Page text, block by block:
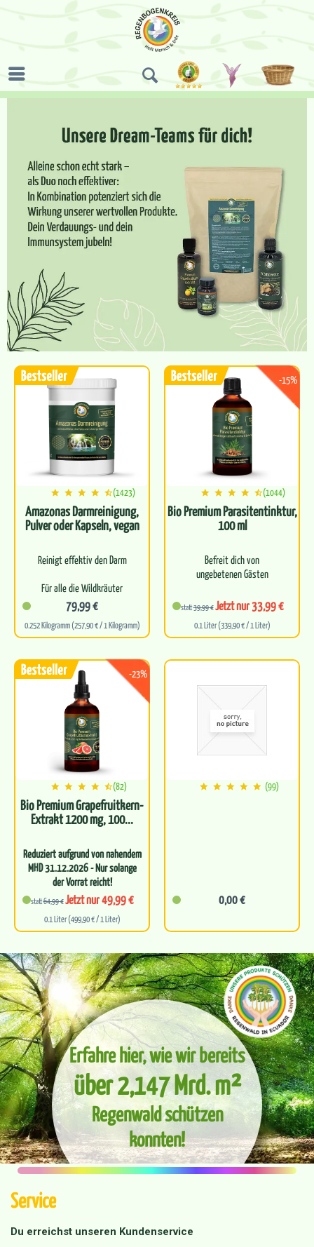
(1423)
Amazonas Darmreinigung,
Pulver oder Kapseln, vegan
Reinigt effektiv den Darm
Für alle die Wildkräuter
lieben
Leitet natürlich
Perfekte Basis für eine
gesunde…
79,99 €
0.252 Kilogramm (257,90 € / 1 Kilogramm)
-15%
(1044)
Bio Premium Parasitentinktur,
100 ml
Befreit dich von
ungebetenen Gästen
Fördert die Balance
zwischen Körper und Geist
Zusätzen
Für optimale…
statt39,99 €Jetzt nur 33,99 €
0.1 Liter (339,90 € / 1 Liter)
-23%
(82)
Bio Premium Grapefruitkern-
Extrakt 1200 mg, 100...
Reduziert aufgrund von nahendem
MHD 31.12.2026 - Nur solange
der Vorrat reicht!
Bio-Grapefruitkernextrakt
mit hohem Gehalt an…
statt64,99 €Jetzt nur 49,99 €
0.1 Liter (499,90 € / 1 Liter)
(99)
0,00 €
Erfahre hier, wie wir bereits
über 2,147 Mrd. m²
Regenwald schützen
konnten!
Service
Du erreichst unseren Kundenservice